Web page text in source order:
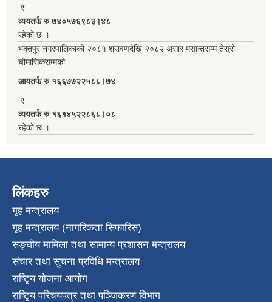
र
व्ययतर्फ रु ७४०५७६९८३।४८
रहेको छ ।
भक्तपुर नगरपालिकाको २०८१ श्रावणदेखि २०८२ असार मसान्तसम्म तेस्रो
चौमासिकसम्मको
आयतर्फ रु‌ १६६७७२२५८८।७४
र
व्ययतर्फ रु १६१४५२२८६८।०८
रहेको छ ।
लिंकहरु
गृह मन्त्रालय
गृह मन्त्रालय (नागरिकता सिफारिस)
सङ्घीय मामिला तथा सामान्य प्रशासन मन्त्रालय
संचार तथा सुचना प्रविधि मन्त्रालय
राष्टि्ृय योजना आयोग
राष्टि्ृय परिचयपत्र तथा पञ्जिकरण विभाग